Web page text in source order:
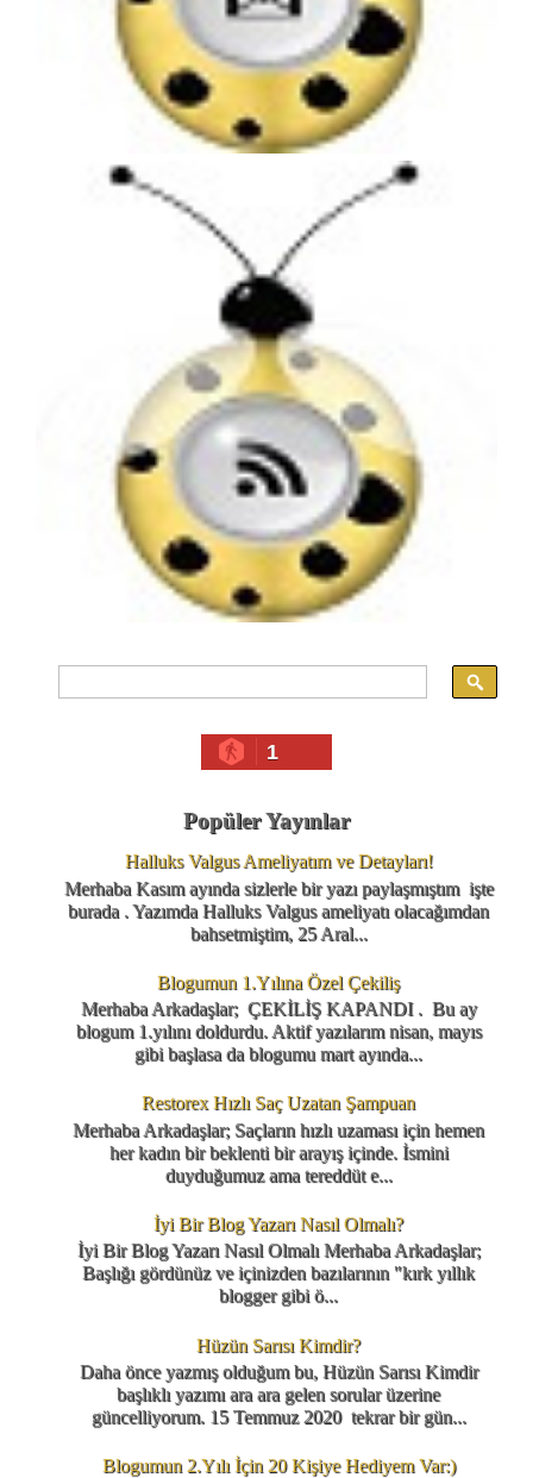
1
Popüler Yayınlar
Halluks Valgus Ameliyatım ve Detayları!
Merhaba Kasım ayında sizlerle bir yazı paylaşmıştım işte
burada . Yazımda Halluks Valgus ameliyatı olacağımdan
bahsetmiştim, 25 Aral...
Blogumun 1.Yılına Özel Çekiliş
Merhaba Arkadaşlar; ÇEKİLİŞ KAPANDI . Bu ay
blogum 1.yılını doldurdu. Aktif yazılarım nisan, mayıs
gibi başlasa da blogumu mart ayında...
Restorex Hızlı Saç Uzatan Şampuan
Merhaba Arkadaşlar; Saçların hızlı uzaması için hemen
her kadın bir beklenti bir arayış içinde. İsmini
duyduğumuz ama tereddüt e...
İyi Bir Blog Yazarı Nasıl Olmalı?
İyi Bir Blog Yazarı Nasıl Olmalı Merhaba Arkadaşlar;
Başlığı gördünüz ve içinizden bazılarının "kırk yıllık
blogger gibi ö...
Hüzün Sarısı Kimdir?
Daha önce yazmış olduğum bu, Hüzün Sarısı Kimdir
başlıklı yazımı ara ara gelen sorular üzerine
güncelliyorum. 15 Temmuz 2020 tekrar bir gün...
Blogumun 2.Yılı İçin 20 Kişiye Hediyem Var:)